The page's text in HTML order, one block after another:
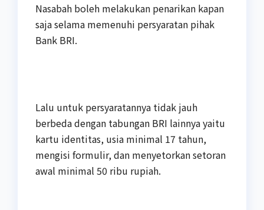
Nasabah boleh melakukan penarikan kapan
saja selama memenuhi persyaratan pihak
Bank BRI.
Lalu untuk persyaratannya tidak jauh
berbeda dengan tabungan BRI lainnya yaitu
kartu identitas, usia minimal 17 tahun,
mengisi formulir, dan menyetorkan setoran
awal minimal 50 ribu rupiah.